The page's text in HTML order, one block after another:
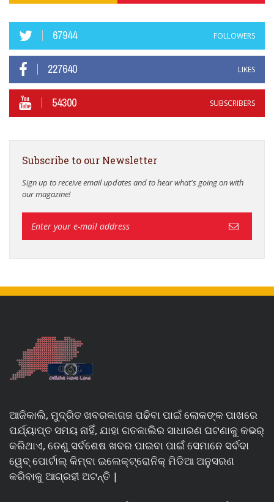
67944 FOLLOWERS
227640 LIKES
54300 SUBSCRIBERS
Subscribe to our Newsletter
Sign up to receive email updates and to hear what's going on with
our magazine!
ଆଜିକାଲି, ମୁଦ୍ରିତ ଖବରକାଗଜ ପଢିବା ପାଇଁ ଲୋକଙ୍କ ପାଖରେ
ପର୍ଯ୍ୟାପ୍ତ ସମୟ ନାହିଁ, ଯାହା ଗତକାଲିର ସାଧାରଣ ଘଟଣାକୁ କଭର୍
କରିଥାଏ, ତେଣୁ ସର୍ବଶେଷ ଖବର ପାଇବା ପାଇଁ ସେମାନେ ସର୍ବଦା
ୱେବ୍ ପୋର୍ଟାଲ୍ କିମ୍ବା ଇଲେକ୍ଟ୍ରୋନିକ୍ ମିଡିଆ ଅନୁସରଣ
କରିବାକୁ ଆଗ୍ରହୀ ଅଟନ୍ତି |